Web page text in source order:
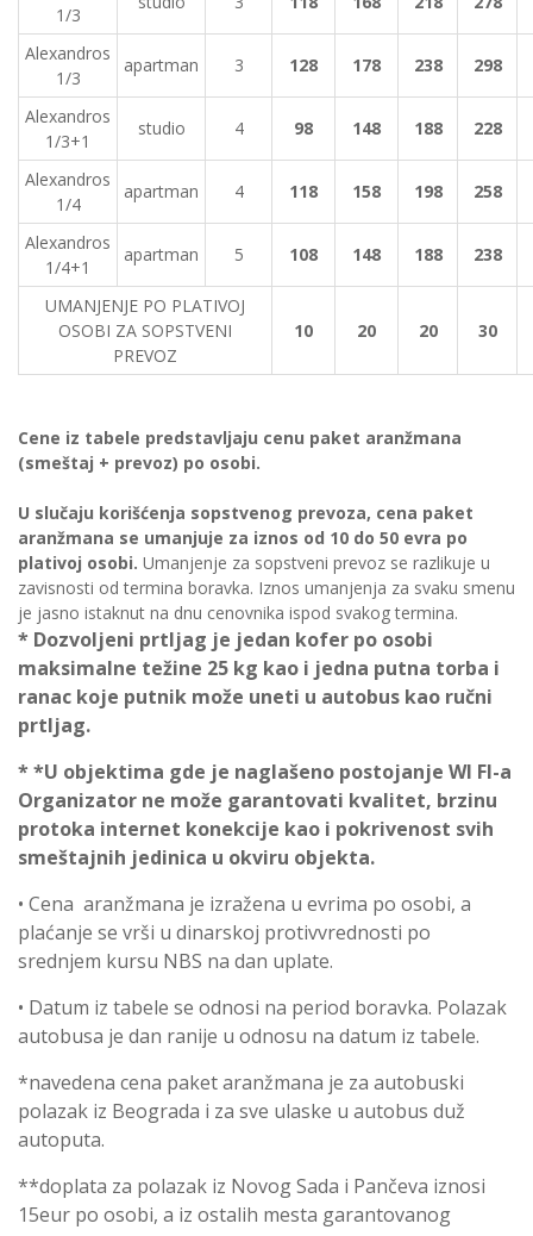
1/3
Alexandros
1/3
apartman 3 128 178 238 298
Alexandros
1/3+1
studio 4 98 148 188 228
Alexandros
1/4
apartman 4 118 158 198 258
Alexandros
1/4+1
apartman 5 108 148 188 238
UMANJENJE PO PLATIVOJ
OSOBI ZA SOPSTVENI
PREVOZ
10 20 20 30
Cene iz tabele predstavljaju cenu paket aranžmana
(smeštaj + prevoz) po osobi.
U slučaju korišćenja sopstvenog prevoza, cena paket
aranžmana se umanjuje za iznos od 10 do 50 evra po
plativoj osobi. Umanjenje za sopstveni prevoz se razlikuje u
zavisnosti od termina boravka. Iznos umanjenja za svaku smenu
je jasno istaknut na dnu cenovnika ispod svakog termina.
* Dozvoljeni prtljag je jedan kofer po osobi
maksimalne težine 25 kg kao i jedna putna torba i
ranac koje putnik može uneti u autobus kao ručni
prtljag.
* *U objektima gde je naglašeno postojanje WI FI-a
Organizator ne može garantovati kvalitet, brzinu
protoka internet konekcije kao i pokrivenost svih
smeštajnih jedinica u okviru objekta.
• Cena aranžmana je izražena u evrima po osobi, a
plaćanje se vrši u dinarskoj protivvrednosti po
srednjem kursu NBS na dan uplate.
• Datum iz tabele se odnosi na period boravka. Polazak
autobusa je dan ranije u odnosu na datum iz tabele.
*navedena cena paket aranžmana je za autobuski
polazak iz Beograda i za sve ulaske u autobus duž
autoputa.
**doplata za polazak iz Novog Sada i Pančeva iznosi
15eur po osobi, a iz ostalih mesta garantovanog